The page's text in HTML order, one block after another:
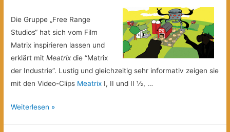
Die Gruppe „Free Range
Studios“ hat sich vom Film
Matrix inspirieren lassen und
erklärt mitMeatrix die “Matrix
der Industrie”. Lustig und gleichzeitig sehr informativ zeigen sie
mit den Video-Clips Meatrix I, II und II ½, …
Meatrix:
Weiterlesen »